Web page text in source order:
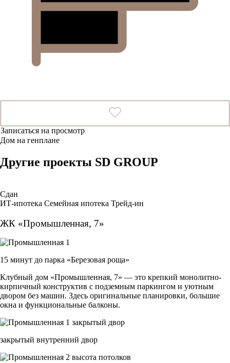
Записаться на просмотр
Дом на генплане
Другие проекты SD GROUP
Сдан
ИТ-ипотека Семейная ипотека Трейд-ин
ЖК «Промышленная, 7»
15 минут до парка «Березовая роща»
Клубный дом «Промышленная, 7» — это крепкий монолитно-
кирпичный конструктив с подземным паркингом и уютным
двором без машин. Здесь оригинальные планировки, большие
окна и функциональные балконы.
закрытый внутренний двор